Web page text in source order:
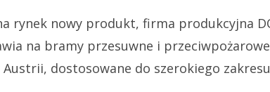
rynek nowy produkt, firma produkcyjna
na bramy przesuwne i
dostosowane do szerokiego